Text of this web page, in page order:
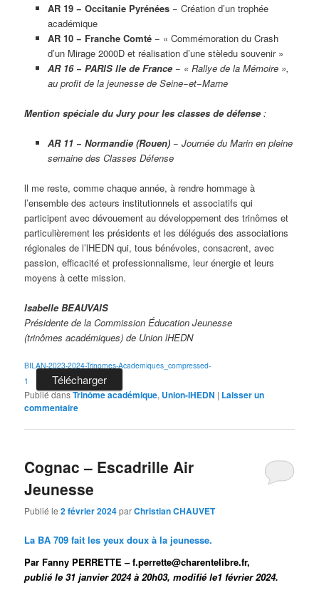
AR 19 − Occitanie Pyrénées− Création d’un trophée
académique
AR 10 − Franche Comté− « Commémoration du Crash
d’un Mirage 2000D et réalisation d’une stèledu souvenir »
AR 16 − PARlS lle de France− « Rallye de la Mémoire »,
au profit de la jeunesse de Seine−et−Marne
Mention spéciale du Jury pour les classes de défense :
AR 11 − Normandie (Rouen)− Journée du Marin en pleine
semaine des Classes Défense
ll me reste, comme chaque année, à rendre hommage à
l’ensemble des acteurs institutionnels et associatifs qui
participent avec dévouement au développement des trinômes et
particulièrement les présidents et les délégués des associations
régionales de l’lHEDN qui, tous bénévoles, consacrent, avec
passion, efficacité et professionnalisme, leur énergie et leurs
moyens à cette mission.
Isabelle BEAUVAIS
Présidente de la Commission Éducation Jeunesse
(trinômes académiques) de Union lHEDN
BILAN-2023-2024-Trinomes-Academiques_compressed-
1
Télécharger
Publié dansTrinôme académique, Union-IHEDN | Laisser un
commentaire
Cognac – Escadrille Air
Jeunesse
Publié le2 février 2024parChristian CHAUVET
La BA 709 fait les yeux doux à la jeunesse.
Par Fanny PERRETTE – f.perrette@charentelibre.fr,
publié le31 janvier 2024 à 20h03, modifiéle1 février 2024.